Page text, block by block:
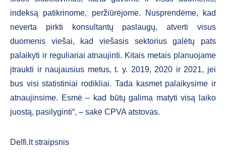
indeksą patikrinome, peržiūrėjome. Nusprendėme, kad
neverta pirkti konsultantų paslaugų, atverti visus
duomenis viešai, kad viešasis sektorius galėtų pats
palaikyti ir reguliariai atnaujinti. Kitais metais planuojame
įtraukti ir naujausius metus, t. y. 2019, 2020 ir 2021, jei
bus visi statistiniai rodikliai. Tada kasmet palaikysime ir
atnaujinsime. Esmė – kad būtų galima matyti visą laiko
juostą, pasilyginti“, – sakė CPVA atstovas.
Delfi.lt straipsnis